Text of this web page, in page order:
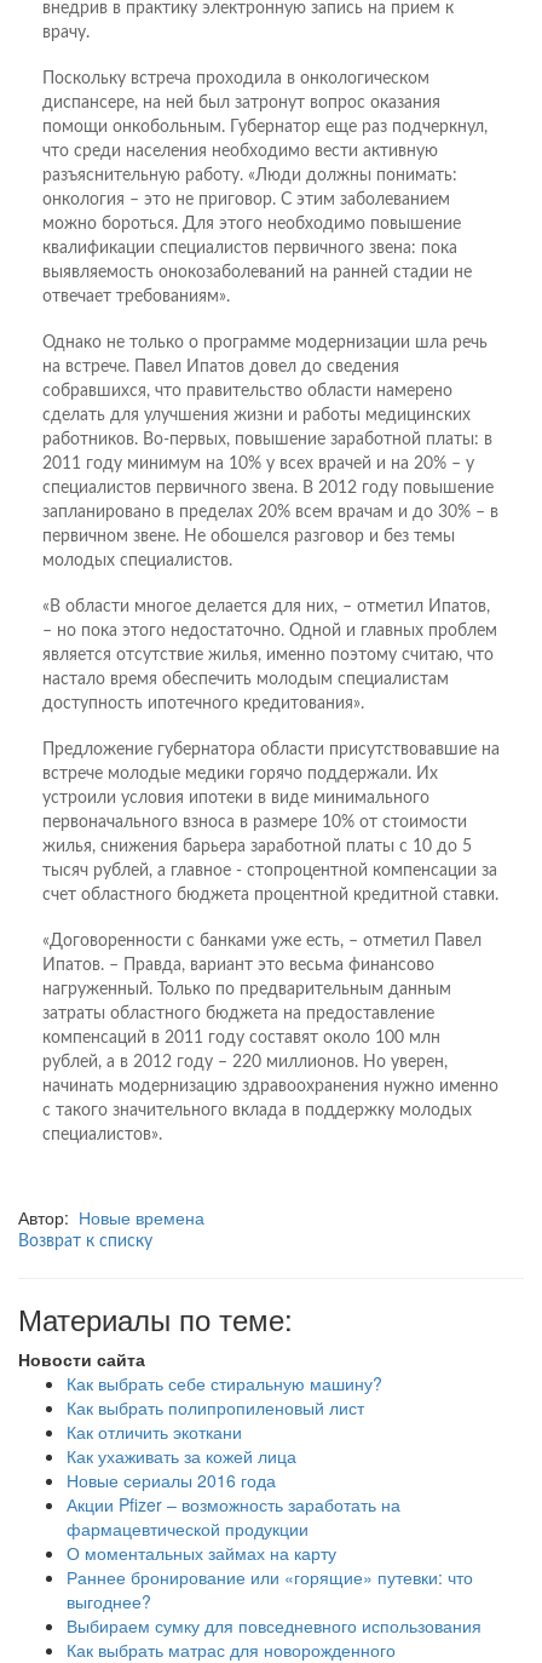
внедрив в практику электронную запись на прием к
врачу.
Поскольку встреча проходила в онкологическом
диспансере, на ней был затронут вопрос оказания
помощи онкобольным. Губернатор еще раз подчеркнул,
что среди населения необходимо вести активную
разъяснительную работу. «Люди должны понимать:
онкология – это не приговор. С этим заболеванием
можно бороться. Для этого необходимо повышение
квалификации специалистов первичного звена: пока
выявляемость онокозаболеваний на ранней стадии не
отвечает требованиям».
Однако не только о программе модернизации шла речь
на встрече. Павел Ипатов довел до сведения
собравшихся, что правительство области намерено
сделать для улучшения жизни и работы медицинских
работников. Во-первых, повышение заработной платы: в
2011 году минимум на 10% у всех врачей и на 20% – у
специалистов первичного звена. В 2012 году повышение
запланировано в пределах 20% всем врачам и до 30% – в
первичном звене. Не обошелся разговор и без темы
молодых специалистов.
«В области многое делается для них, – отметил Ипатов,
– но пока этого недостаточно. Одной и главных проблем
является отсутствие жилья, именно поэтому считаю, что
настало время обеспечить молодым специалистам
доступность ипотечного кредитования».
Предложение губернатора области присутствовавшие на
встрече молодые медики горячо поддержали. Их
устроили условия ипотеки в виде минимального
первоначального взноса в размере 10% от стоимости
жилья, снижения барьера заработной платы с 10 до 5
тысяч рублей, а главное - стопроцентной компенсации за
счет областного бюджета процентной кредитной ставки.
«Договоренности с банками уже есть, – отметил Павел
Ипатов. – Правда, вариант это весьма финансово
нагруженный. Только по предварительным данным
затраты областного бюджета на предоставление
компенсаций в 2011 году составят около 100 млн
рублей, а в 2012 году – 220 миллионов. Но уверен,
начинать модернизацию здравоохранения нужно именно
с такого значительного вклада в поддержку молодых
специалистов».
Автор: Новые времена
Возврат к списку
Материалы по теме:
Новости сайта
Как выбрать себе стиральную машину?
Как выбрать полипропиленовый лист
Как отличить экоткани
Как ухаживать за кожей лица
Новые сериалы 2016 года
Акции Pfizer – возможность заработать на
фармацевтической продукции
О моментальных займах на карту
Раннее бронирование или «горящие» путевки: что
выгоднее?
Выбираем сумку для повседневного использования
Как выбрать матрас для новорожденного